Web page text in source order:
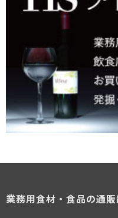
業務用食材・食品の通